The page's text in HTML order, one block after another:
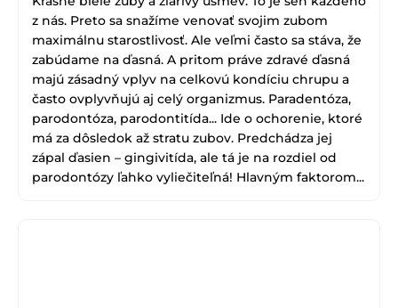
z nás. Preto sa snažíme venovať svojim zubom
maximálnu starostlivosť. Ale veľmi často sa stáva, že
zabúdame na ďasná. A pritom práve zdravé ďasná
majú zásadný vplyv na celkovú kondíciu chrupu a
často ovplyvňujú aj celý organizmus. Paradentóza,
parodontóza, parodontitída... Ide o ochorenie, ktoré
má za dôsledok až stratu zubov. Predchádza jej
zápal ďasien – gingivitída, ale tá je na rozdiel od
parodontózy ľahko vyliečiteľná! Hlavným faktorom...